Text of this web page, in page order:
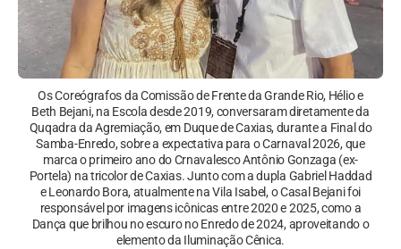
Os Coreógrafos da Comissão de Frente da Grande Rio, Hélio e
Beth Bejani, na Escola desde 2019, conversaram diretamente da
Quqadra da Agremiação, em Duque de Caxias, durante a Final do
Samba-Enredo, sobre a expectativa para o Carnaval 2026, que
marca o primeiro ano do Crnavalesco Antônio Gonzaga (ex-
Portela) na tricolor de Caxias. Junto com a dupla Gabriel Haddad
e Leonardo Bora, atualmente na Vila Isabel, o Casal Bejani foi
responsável por imagens icônicas entre 2020 e 2025, como a
Dança que brilhou no escuro no Enredo de 2024, aproveitando o
elemento da Iluminação Cênica.